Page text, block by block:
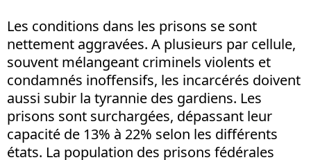
Les conditions dans les prisons se sont
nettement aggravées. A plusieurs par cellule,
souvent mélangeant criminels violents et
condamnés inoffensifs, les incarcérés doivent
aussi subir la tyrannie des gardiens. Les
prisons sont surchargées, dépassant leur
capacité de 13% à 22% selon les différents
états. La population des prisons fédérales